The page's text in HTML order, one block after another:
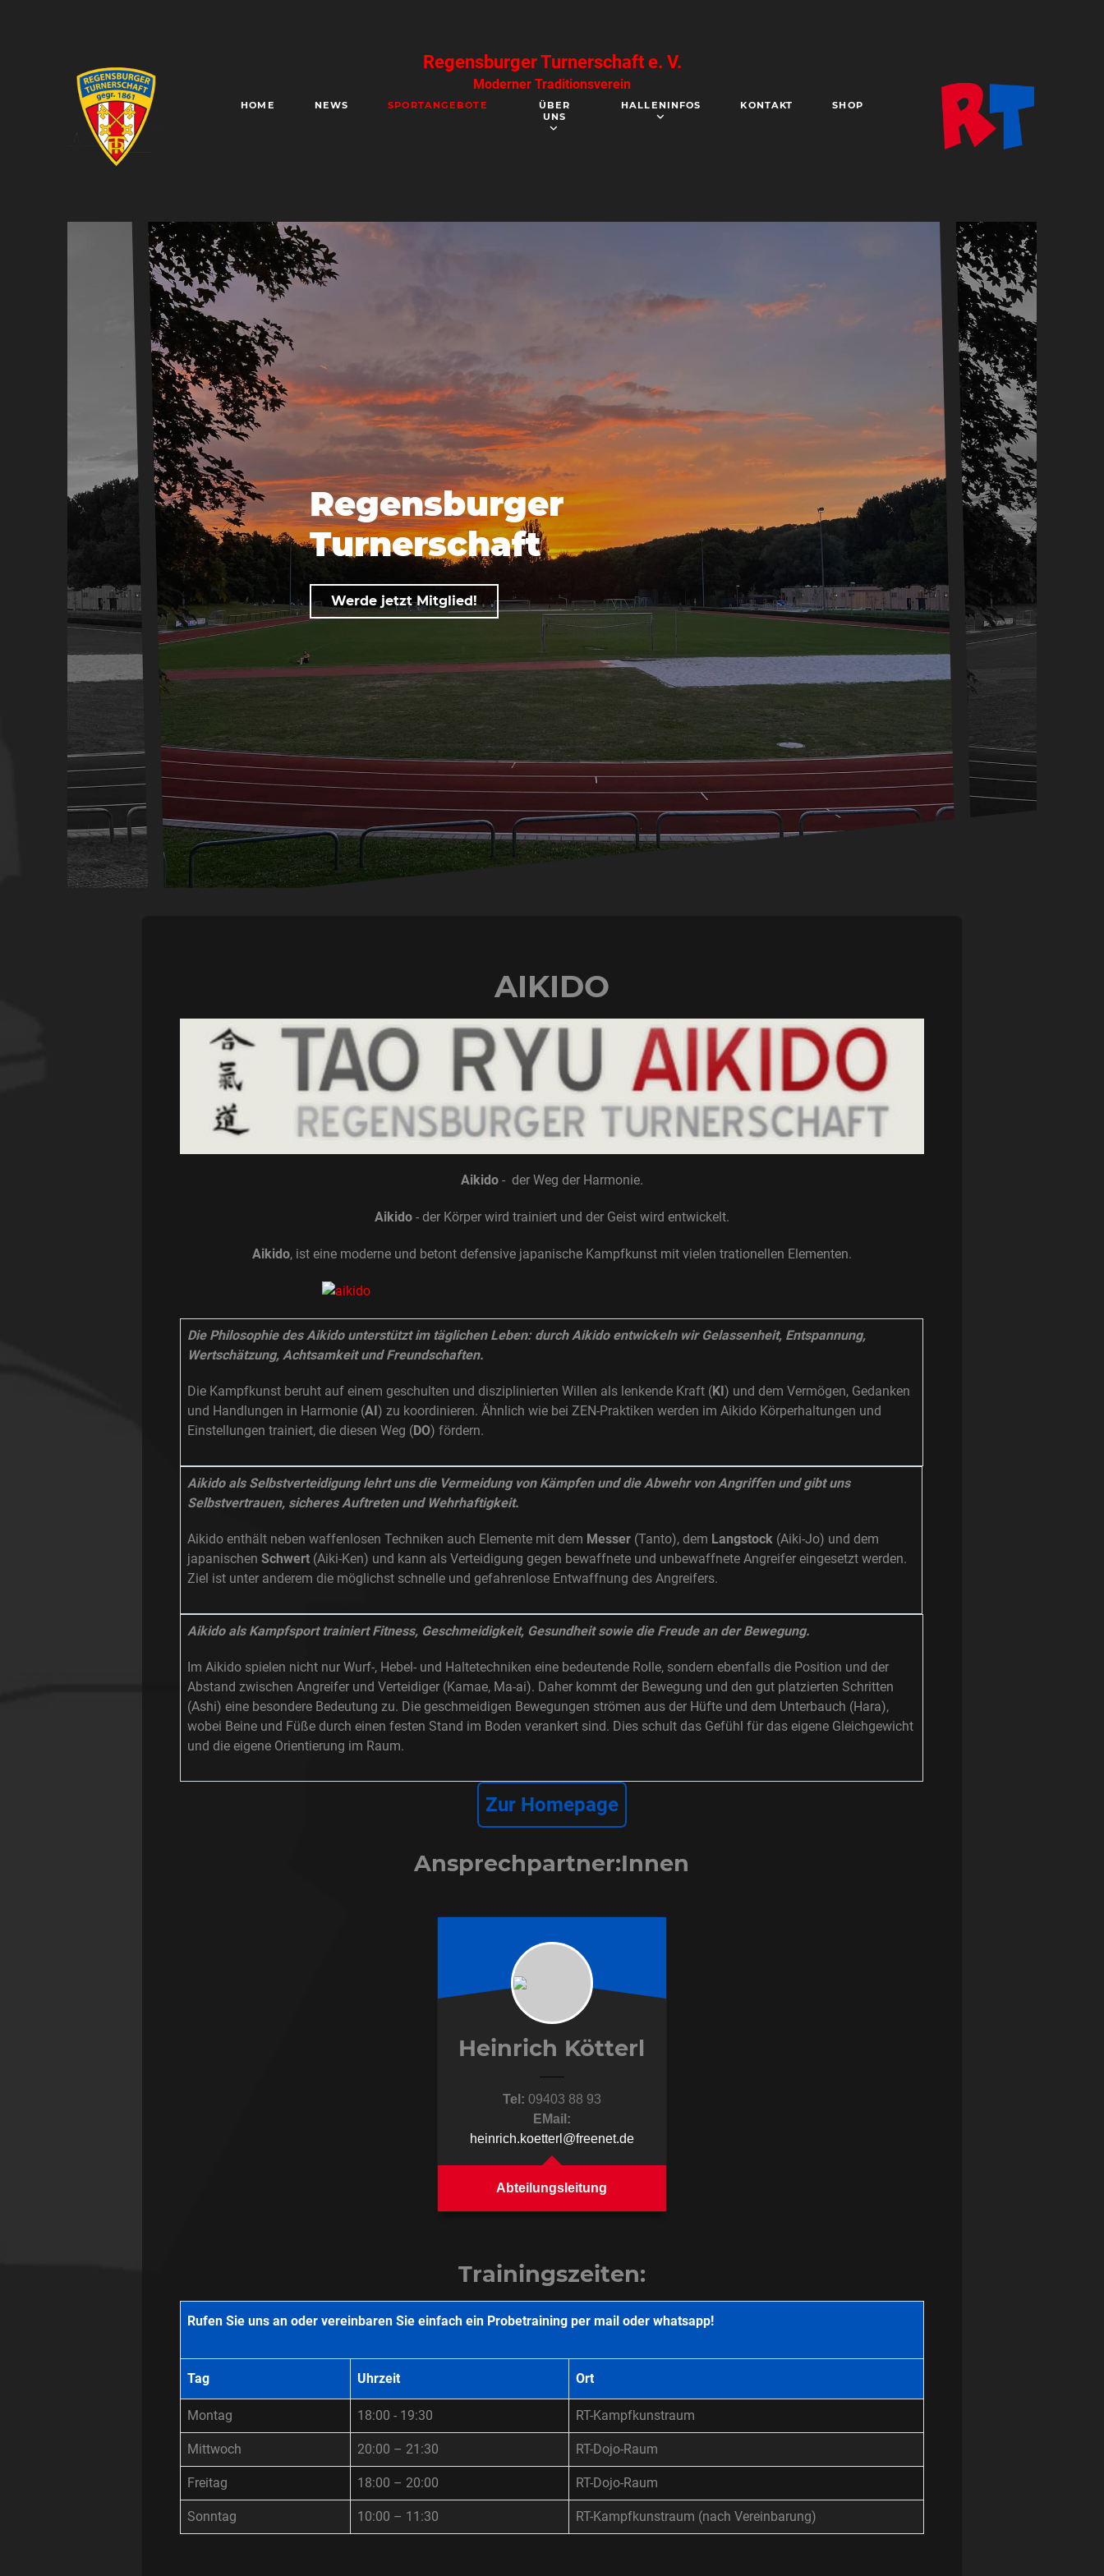
Regensburger Turnerschaft e. V.
Moderner Traditionsverein
HOME NEWS SPORTANGEBOTE
ÜBER
UNS
HALLENINFOS KONTAKT SHOP
Regensburger
Turnerschaft
Werde jetzt Mitglied!
AIKIDO
Aikido- der Weg der Harmonie.
Aikido- der Körper wird trainiert und der Geist wird entwickelt.
Aikido, ist eine moderne und betont defensive japanische Kampfkunst mit vielen trationellen Elementen.
Die Philosophie des Aikido unterstützt im täglichen Leben: durch Aikido entwickeln wir Gelassenheit, Entspannung,
Wertschätzung, Achtsamkeit und Freundschaften.
Die Kampfkunst beruht auf einem geschulten und disziplinierten Willen als lenkende Kraft (KI ) und dem Vermögen, Gedanken
und Handlungen in Harmonie (AI ) zu koordinieren. Ähnlich wie bei ZEN-Praktiken werden im Aikido Körperhaltungen und
Einstellungen trainiert, die diesen Weg (DO) fördern.
Aikido als Selbstverteidigung lehrt uns die Vermeidung von Kämpfen und die Abwehr von Angriffen und gibt uns
Selbstvertrauen, sicheres Auftreten und Wehrhaftigkeit.
Aikido enthält neben waffenlosen Techniken auch Elemente mit dem Messer(Tanto), dem Langstock(Aiki-Jo) und dem
japanischen Schwert(Aiki-Ken) und kann als Verteidigung gegen bewaffnete und unbewaffnete Angreifer eingesetzt werden.
Ziel ist unter anderem die möglichst schnelle und gefahrenlose Entwaffnung des Angreifers.
Aikido als Kampfsport trainiert Fitness, Geschmeidigkeit, Gesundheit sowie die Freude an der Bewegung.
Im Aikido spielen nicht nur Wurf-, Hebel- und Haltetechniken eine bedeutende Rolle, sondern ebenfalls die Position und der
Abstand zwischen Angreifer und Verteidiger (Kamae, Ma-ai). Daher kommt der Bewegung und den gut platzierten Schritten
(Ashi) eine besondere Bedeutung zu. Die geschmeidigen Bewegungen strömen aus der Hüfte und dem Unterbauch (Hara),
wobei Beine und Füße durch einen festen Stand im Boden verankert sind. Dies schult das Gefühl für das eigene Gleichgewicht
und die eigene Orientierung im Raum.
Zur Homepage
Ansprechpartner:Innen
Heinrich Kötterl
Tel: 09403 88 93
EMail:
heinrich.koetterl@freenet.de
Abteilungsleitung
Trainingszeiten:
Rufen Sie uns an oder vereinbaren Sie einfach ein Probetraining per mail oder whatsapp!
Tag Uhrzeit Ort
Montag 18:00 - 19:30 RT-Kampfkunstraum
Mittwoch 20:00 – 21:30 RT-Dojo-Raum
Freitag 18:00 – 20:00 RT-Dojo-Raum
Sonntag 10:00 – 11:30 RT-Kampfkunstraum (nach Vereinbarung)